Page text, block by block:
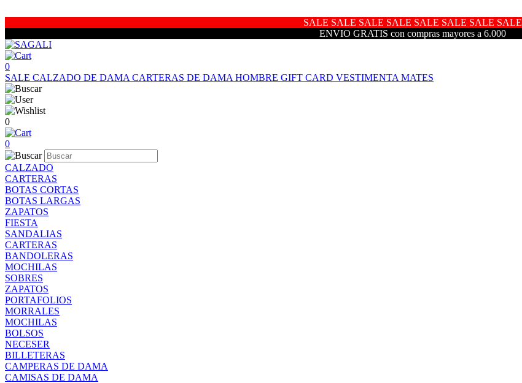
SALE SALE SALE SALE SALE SALE SALE SALE
ENVIO GRATIS con compras mayores a 6.000
0
SALE CALZADO DE DAMA CARTERAS DE DAMA HOMBRE GIFT CARD VESTIMENTA MATES
0
0
CALZADO
CARTERAS
BOTAS CORTAS
BOTAS LARGAS
ZAPATOS
FIESTA
SANDALIAS
CARTERAS
BANDOLERAS
MOCHILAS
SOBRES
ZAPATOS
PORTAFOLIOS
MORRALES
MOCHILAS
BOLSOS
NECESER
BILLETERAS
CAMPERAS DE DAMA
CAMISAS DE DAMA